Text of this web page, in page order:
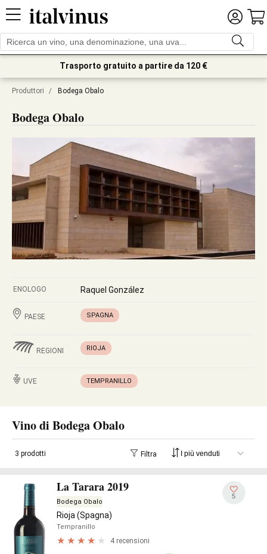
Trasporto gratuito a partire da 120 €
Produttori / Bodega Obalo
Bodega Obalo
ENOLOGO Raquel González
PAESE SPAGNA
REGIONI RIOJA
UVE TEMPRANILLO
Vino di Bodega Obalo
3 prodotti Filtra
La Tarara 2019
Bodega Obalo
Rioja (Spagna)
Tempranillo
4 recensioni
5